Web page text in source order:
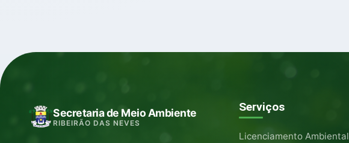
Secretaria de Meio Ambiente
RIBEIRÃO DAS NEVES
Serviços
Licenciamento Ambiental